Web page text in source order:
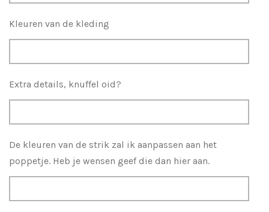
Kleuren van de kleding
Extra details, knuffel oid?
De kleuren van de strik zal ik aanpassen aan het
poppetje. Heb je wensen geef die dan hier aan.